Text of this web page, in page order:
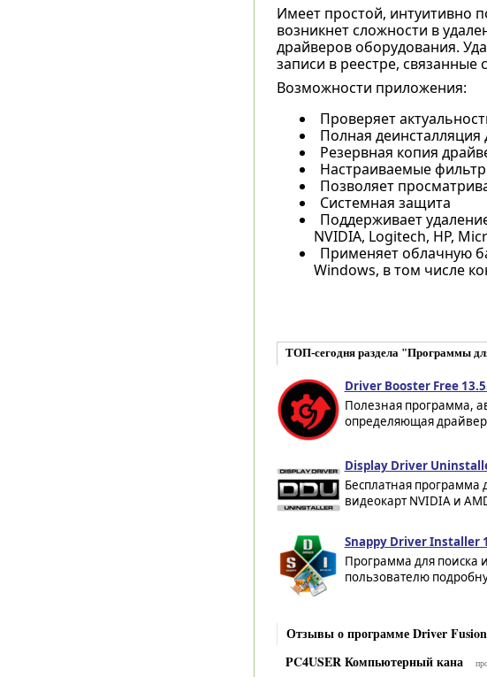
Имеет простой, интуитивно
возникнет сложности в
драйверов оборудования.
записи в реестре, связанные
Возможности приложения:
Проверяет
Полная деинсталляция
Резервная копия
Настраиваемые
Позволяет
Системная защита
Поддерживает
NVIDIA, Logitech, HP,
Применяет облачную
Windows, в том числе
ТОП-сегодня раздела "Программы
Driver Booster Free
Полезная программа,
определяющая
Display Driver
Бесплатная программа
видеокарт NVIDIA и
Snappy Driver Installer
Программа для поиска
пользователю
Отзывы о программе Driver Fusion
PC4USER Компьютерный кана